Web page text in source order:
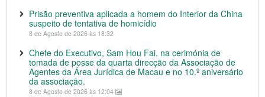
Prisão preventiva aplicada a homem do Interior da China
suspeito de tentativa de homicídio
8 de Agosto de 2026 às 18:32
Chefe do Executivo, Sam Hou Fai, na cerimónia de
tomada de posse da quarta direcção da Associação de
Agentes da Área Jurídica de Macau e no 10.º aniversário
da associação.
8 de Agosto de 2026 às 12:04